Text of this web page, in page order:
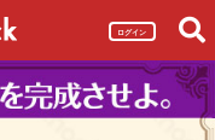
ログイン